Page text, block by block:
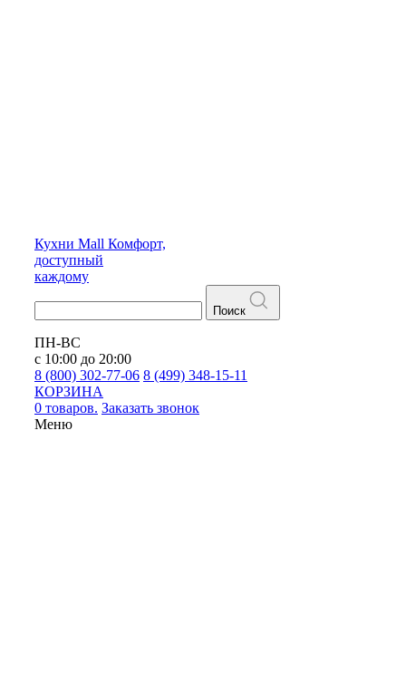
Кухни Mall Комфорт,
доступный
каждому
Поиск
ПН-ВС
с 10:00 до 20:00
8 (800) 302-77-06 8 (499) 348-15-11
КОРЗИНА
0 товаров. Заказать звонок
Меню